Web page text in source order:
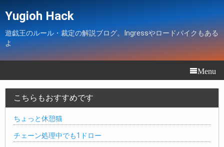
Yugioh Hack
遊戯王のルール・裁定の解説ブログ。Ingressやロードバイクもある
よ
Menu
こちらもおすすめです
ちょっと休憩猫
チェーン処理中でも1ドロー